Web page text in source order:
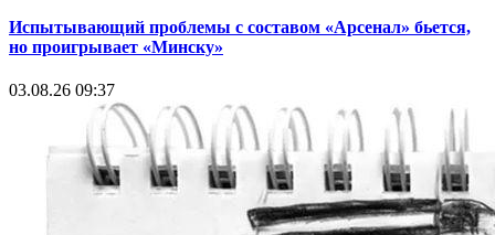
Испытывающий проблемы с составом «Арсенал» бьется,
но проигрывает «Минску»
03.08.26 09:37